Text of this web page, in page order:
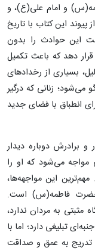
و امام علی(ع)، و
این کتاب با تاریخ
این حوادث را بدون
دهد که باعث تکمیل
بسیاری از رخدادهای
می‌شود؛ زنانی که درگیر
انطباق با فضای جدید
برادرش دوباره دیدار
مواجه می‌شود که او را
این مواجهه‌ها،
حضرت فاطمه(س) است.
مثبتی به مردان ندارد،
تبلیغی دارد؛ اما با
تدریج به عمق و صداقت